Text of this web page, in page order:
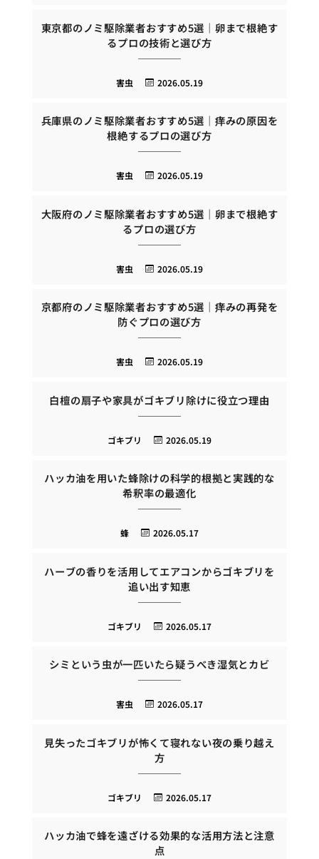
東京都のノミ駆除業者おすすめ5選｜卵まで根絶す
るプロの技術と選び方
2026.05.19
害虫
兵庫県のノミ駆除業者おすすめ5選｜痒みの原因を
根絶するプロの選び方
2026.05.19
害虫
大阪府のノミ駆除業者おすすめ5選｜卵まで根絶す
るプロの選び方
2026.05.19
害虫
京都府のノミ駆除業者おすすめ5選｜痒みの再発を
防ぐプロの選び方
2026.05.19
害虫
白檀の扇子や家具がゴキブリ除けに役立つ理由
2026.05.19
ゴキブリ
ハッカ油を用いた蜂除けの科学的根拠と実践的な
希釈率の最適化
2026.05.17
蜂
ハーブの香りを活用してエアコンからゴキブリを
追い出す知恵
2026.05.17
ゴキブリ
シミという虫が一匹いたら疑うべき湿気とカビ
2026.05.17
害虫
見失ったゴキブリが怖くて寝れない夜の乗り越え
方
2026.05.17
ゴキブリ
ハッカ油で蜂を遠ざける効果的な活用方法と注意
点